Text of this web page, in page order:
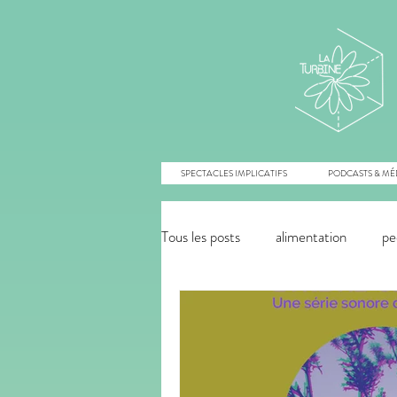
SPECTACLES IMPLICATIFS PODCASTS &
Tous les posts alimentation
énergies renouvelables
innovation monétaire